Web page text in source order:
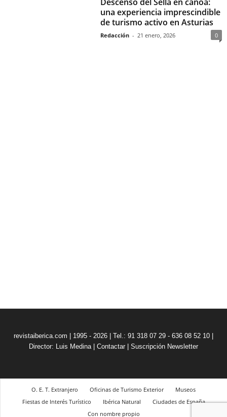
una experiencia imprescindible
de turismo activo en Asturias
Redacción - 21 enero, 2026 0
revistaiberica.com | 1995 - 2026 | Tel.: 91 318 07 29 - 636 08 52 10 |
Director: Luis Medina
Contactar Suscripción Newsletter
O. E. T. Extranjero Oficinas de Turismo Exterior
Museos
Fiestas de Interés Turístico
Ibérica Natural
Ciudades de España
Con nombre propio